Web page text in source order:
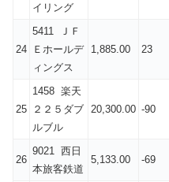
イリング
24
5411 ＪＦ
Ｅホールデ
ィングス
1,885.00 23
25
1458 楽天
２２５ダブ
ルブル
20,300.00 -90
26
9021 西日
本旅客鉄道
5,133.00 -69